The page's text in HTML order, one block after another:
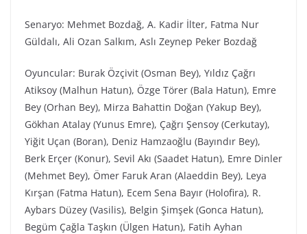
Senaryo: Mehmet Bozdağ, A. Kadir İlter, Fatma Nur
Güldalı, Ali Ozan Salkım, Aslı Zeynep Peker Bozdağ
Oyuncular: Burak Özçivit (Osman Bey), Yıldız Çağrı
Atiksoy (Malhun Hatun), Özge Törer (Bala Hatun), Emre
Bey (Orhan Bey), Mirza Bahattin Doğan (Yakup Bey),
Gökhan Atalay (Yunus Emre), Çağrı Şensoy (Cerkutay),
Yiğit Uçan (Boran), Deniz Hamzaoğlu (Bayındır Bey),
Berk Erçer (Konur), Sevil Akı (Saadet Hatun), Emre Dinler
(Mehmet Bey), Ömer Faruk Aran (Alaeddin Bey), Leya
Kırşan (Fatma Hatun), Ecem Sena Bayır (Holofira), R.
Aybars Düzey (Vasilis), Belgin Şimşek (Gonca Hatun),
Begüm Çağla Taşkın (Ülgen Hatun), Fatih Ayhan